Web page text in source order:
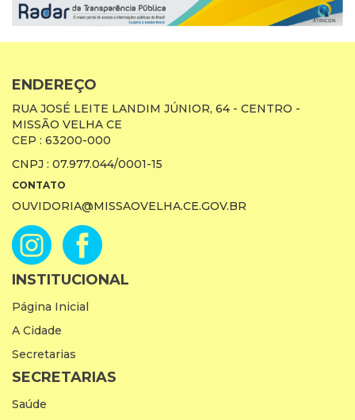
ENDEREÇO
RUA JOSÉ LEITE LANDIM JÚNIOR, 64 - CENTRO -
MISSÃO VELHA CE
CEP : 63200-000
CNPJ : 07.977.044/0001-15
CONTATO
OUVIDORIA@MISSAOVELHA.CE.GOV.BR
INSTITUCIONAL
Página Inicial
A Cidade
Secretarias
SECRETARIAS
Saúde